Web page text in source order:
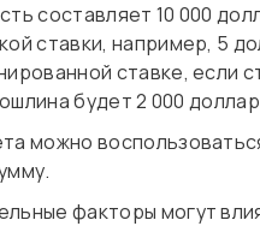
составляет 10 000
ставки, например, 5
ставке, если
будет 2 000
можно
факторы могут